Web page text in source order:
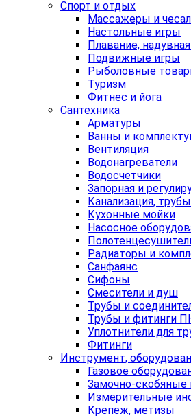
Спорт и отдых
Массажеры и
Настольные игры
Плавание,
Подвижные игры
Рыболовные
Туризм
Фитнес и йога
Сантехника
Арматуры
Ванны и
Вентиляция
Водонагреватели
Водосчетчики
Запорная и
Канализация, трубы
Кухонные мойки
Насосное
Радиаторы и
Санфаянс
Сифоны
Смесители и душ
Трубы и
Трубы и фитинги
Уплотнители для
Фитинги
Инструмент,
Газовое
Замочно-скобяные
Измерительные
Крепеж, метизы